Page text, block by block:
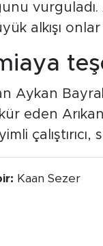
vurguladı.
alkışı
Aykan
eden
Kaan Sezer